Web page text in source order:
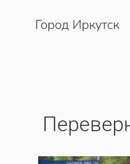
Перейти к содержимому
Город Иркутск